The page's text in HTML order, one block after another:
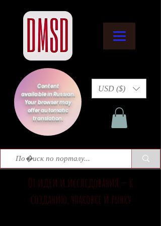
Content
available in Russian.
Your browser may
offer automatic
translation.
USD ($)
От идеи и исследования — к
созданию, упаковке и рынку